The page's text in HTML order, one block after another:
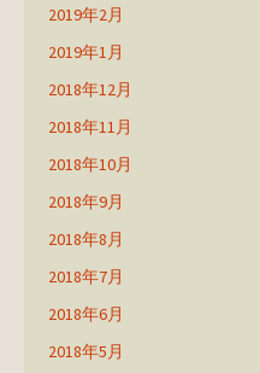
2019年2月
2019年1月
2018年12月
2018年11月
2018年10月
2018年9月
2018年8月
2018年7月
2018年6月
2018年5月